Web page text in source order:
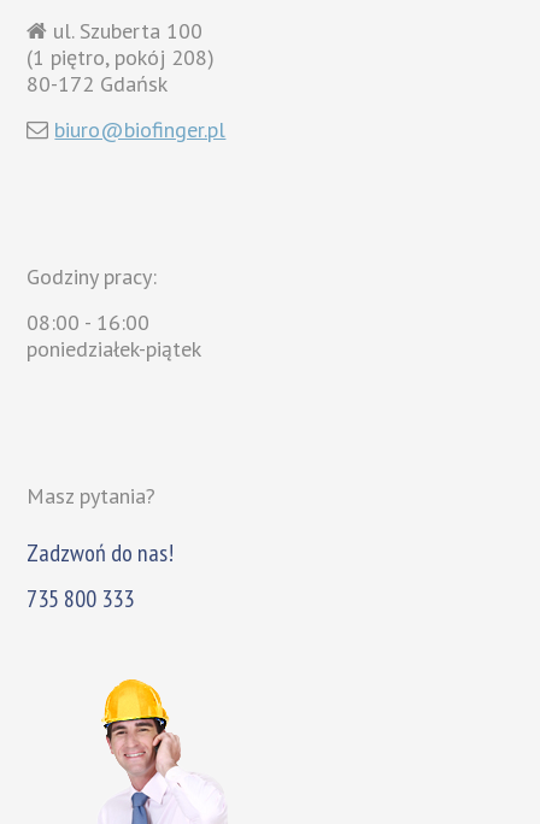
ul. Szuberta 100
(1 piętro, pokój 208)
80-172 Gdańsk
biuro@biofinger.pl
Godziny pracy:
08:00 - 16:00
poniedziałek-piątek
Masz pytania?
Zadzwoń do nas!
735 800 333